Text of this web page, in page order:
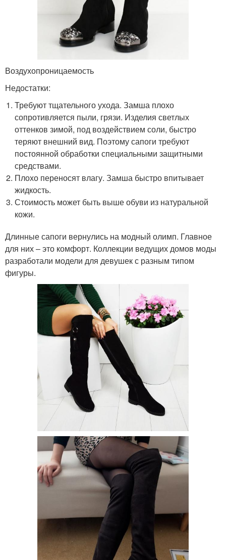
Воздухопроницаемость
Недостатки:
Требуют тщательного ухода. Замша плохо
сопротивляется пыли, грязи. Изделия светлых
оттенков зимой, под воздействием соли, быстро
теряют внешний вид. Поэтому сапоги требуют
постоянной обработки специальными защитными
средствами.
Плохо переносят влагу. Замша быстро впитывает
жидкость.
Стоимость может быть выше обуви из натуральной
кожи.
Длинные сапоги вернулись на модный олимп. Главное
для них – это комфорт. Коллекции ведущих домов моды
разработали модели для девушек с разным типом
фигуры.